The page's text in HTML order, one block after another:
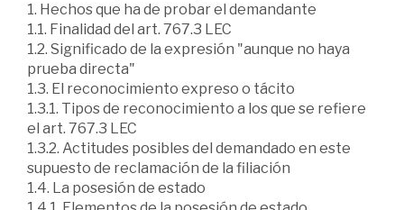
1. Hechos que ha de probar el demandante
1.1. Finalidad del art. 767.3 LEC
1.2. Significado de la expresión "aunque no haya
prueba directa"
1.3. El reconocimiento expreso o tácito
1.3.1. Tipos de reconocimiento a los que se refiere
el art. 767.3 LEC
1.3.2. Actitudes posibles del demandado en este
supuesto de reclamación de la filiación
1.4. La posesión de estado